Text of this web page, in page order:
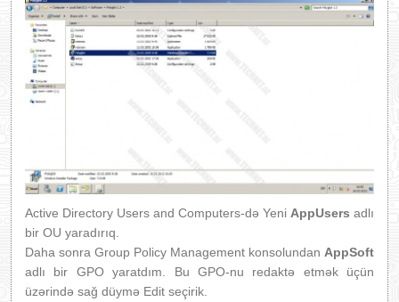
Active Directory Users and Computers-də Yeni AppUsers adlı
bir OU yaradırıq.
Daha sonra Group Policy Management konsolundan AppSoft
adlı bir GPO yaratdım. Bu GPO-nu redaktə etmək üçün
üzərində sağ düymə Edit seçirik.